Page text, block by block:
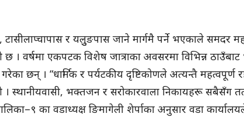
टासीलाप्चापास र यलुुङपास जाने मार्गमै पर्ने भएकाले समदर
वर्षमा एकपटक विशेष जात्राका अवसरमा विभिन्न ठाउँबाट
छन् । “धार्मिक र पर्यटकीय दृष्टिकोणले अत्यन्तै महत्वपूर्ण
स्थानीयवासी, भक्तजन र सरोकारवाला निकायहरू सबैसँग
का वडाध्यक्ष ङिमागेली शेर्पाका अनुसार वडा